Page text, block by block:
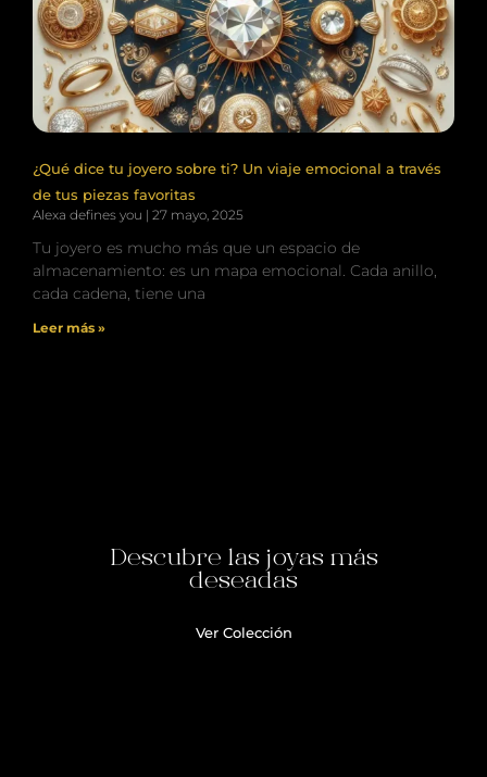
¿Qué dice tu joyero sobre ti? Un viaje emocional a través
de tus piezas favoritas
Alexa defines you 27 mayo, 2025
Tu joyero es mucho más que un espacio de
almacenamiento: es un mapa emocional. Cada anillo,
cada cadena, tiene una
Leer más »
Descubre las joyas más
deseadas
Ver Colección